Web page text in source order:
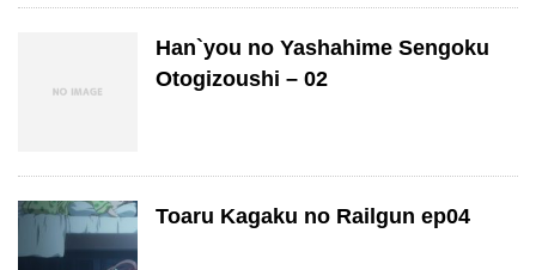
Han`you no Yashahime Sengoku
Otogizoushi – 02
Toaru Kagaku no Railgun ep04